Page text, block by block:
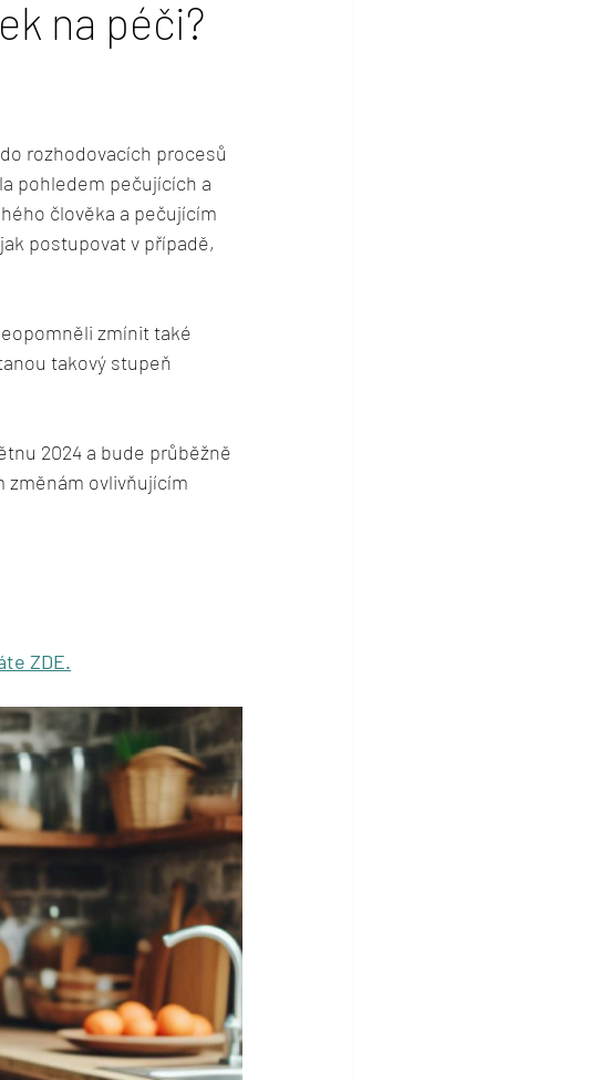
na péči?
rozhodovacích procesů
pohledem pečujících a
člověka a pečujícím
postupovat v případě,
zmínit také
takový stupeň
2024 a bude průběžně
změnám ovlivňujícím
ZDE.